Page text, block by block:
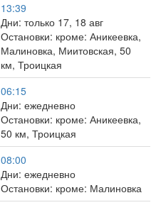
13:39
Дни: только 17, 18 авг
Остановки: кроме: Аникеевка,
Малиновка, Миитовская, 50
км, Троицкая
06:15
Дни: ежедневно
Остановки: кроме: Аникеевка,
50 км, Троицкая
08:00
Дни: ежедневно
Остановки: кроме: Малиновка